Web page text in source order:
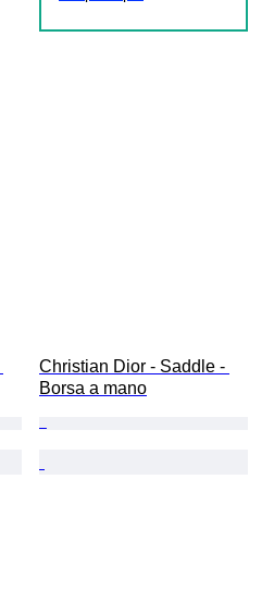
Christian Dior - Saddle -
Borsa a mano